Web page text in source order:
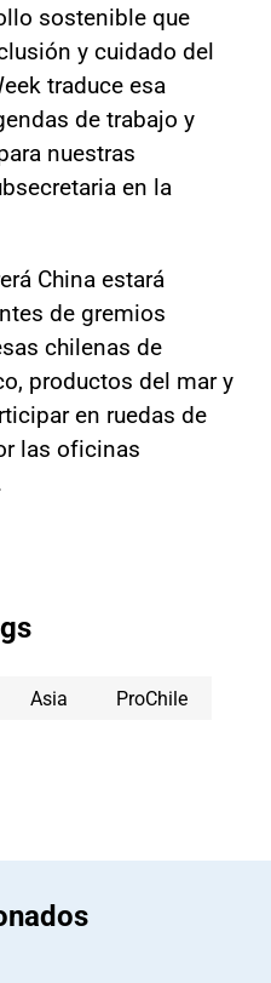
sostenible que
y cuidado del
traduce esa
de trabajo y
nuestras
en la
China estará
de gremios
chilenas de
productos del mar y
en ruedas de
las oficinas
Asia
ProChile